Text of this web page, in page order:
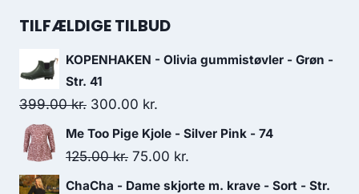
was:
is:
TILFÆLDIGE TILBUD
KOPENHAKEN - Olivia gummistøvler - Grøn -
Str. 41
399.00kr. Original
price
was:
300.00 kr.
price
is:
Me Too Pige Kjole - Silver Pink - 74
125.00kr. Original
price
75.00 kr.
price
ChaCha - Dame skjorte m. krave - Sort - Str.